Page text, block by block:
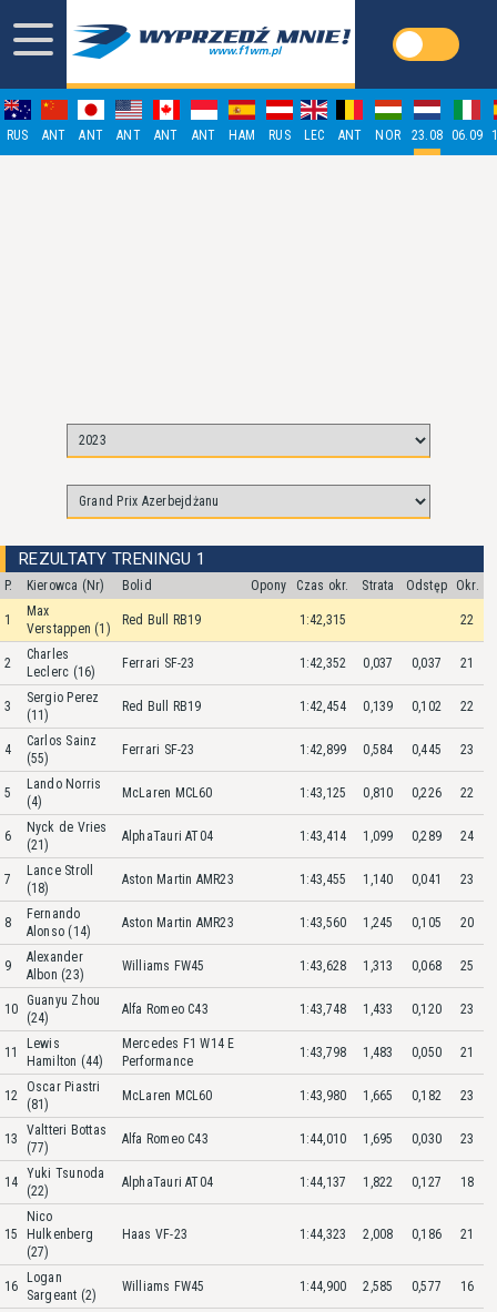
RUS ANT ANT ANT ANT ANT HAM RUS LEC ANT NOR 23.08 06.09
REZULTATY TRENINGU 1
P. Kierowca (Nr) Bolid Opony Czas okr. Strata Odstęp Okr.
1
Max
Verstappen (1)
Red Bull RB19 1:42,315 22
2
Charles
Leclerc (16)
Ferrari SF-23 1:42,352 0,037 0,037 21
3
Sergio Perez
(11)
Red Bull RB19 1:42,454 0,139 0,102 22
4
Carlos Sainz
(55)
Ferrari SF-23 1:42,899 0,584 0,445 23
5
Lando Norris
(4)
McLaren MCL60 1:43,125 0,810 0,226 22
6
Nyck de Vries
(21)
AlphaTauri AT04 1:43,414 1,099 0,289 24
7
Lance Stroll
(18)
Aston Martin AMR23 1:43,455 1,140 0,041 23
8
Fernando
Alonso (14)
Aston Martin AMR23 1:43,560 1,245 0,105 20
9
Alexander
Albon (23)
Williams FW45 1:43,628 1,313 0,068 25
10
Guanyu Zhou
(24)
Alfa Romeo C43 1:43,748 1,433 0,120 23
11
Lewis
Hamilton (44)
Mercedes F1 W14 E
Performance
1:43,798 1,483 0,050 21
12
Oscar Piastri
(81)
McLaren MCL60 1:43,980 1,665 0,182 23
13
Valtteri Bottas
(77)
Alfa Romeo C43 1:44,010 1,695 0,030 23
14
Yuki Tsunoda
(22)
AlphaTauri AT04 1:44,137 1,822 0,127 18
15
Nico
Hulkenberg
(27)
Haas VF-23 1:44,323 2,008 0,186 21
16
Logan
Sargeant (2)
Williams FW45 1:44,900 2,585 0,577 16